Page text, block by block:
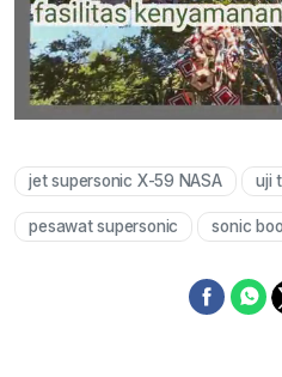
jet supersonic X-59 NASA uji
pesawat supersonic sonic